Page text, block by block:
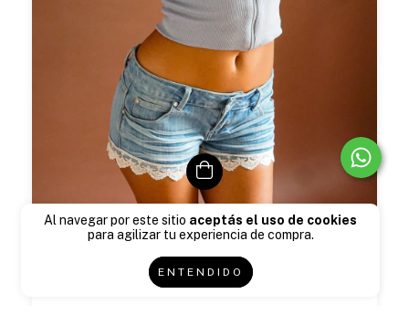
Al navegar por este sitio aceptás el uso de cookies
para agilizar tu experiencia de compra.
ENTENDIDO
campera bendecida
€47,71€49,94